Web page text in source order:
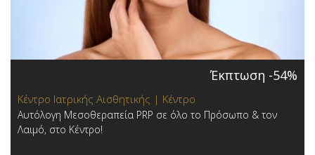
Έκπτωση -54%
Κέντρο Ιατρικής Αισθητικής | Κέντρο
Αυτόλογη Μεσοθεραπεία PRP σε όλο το Πρόσωπο & τον
Λαιμό, στο Κέντρο!